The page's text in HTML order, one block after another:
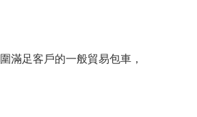
滿足客戶的一般貿易包車，